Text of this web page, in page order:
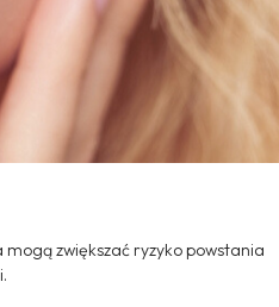
mogą zwiększać ryzyko powstania